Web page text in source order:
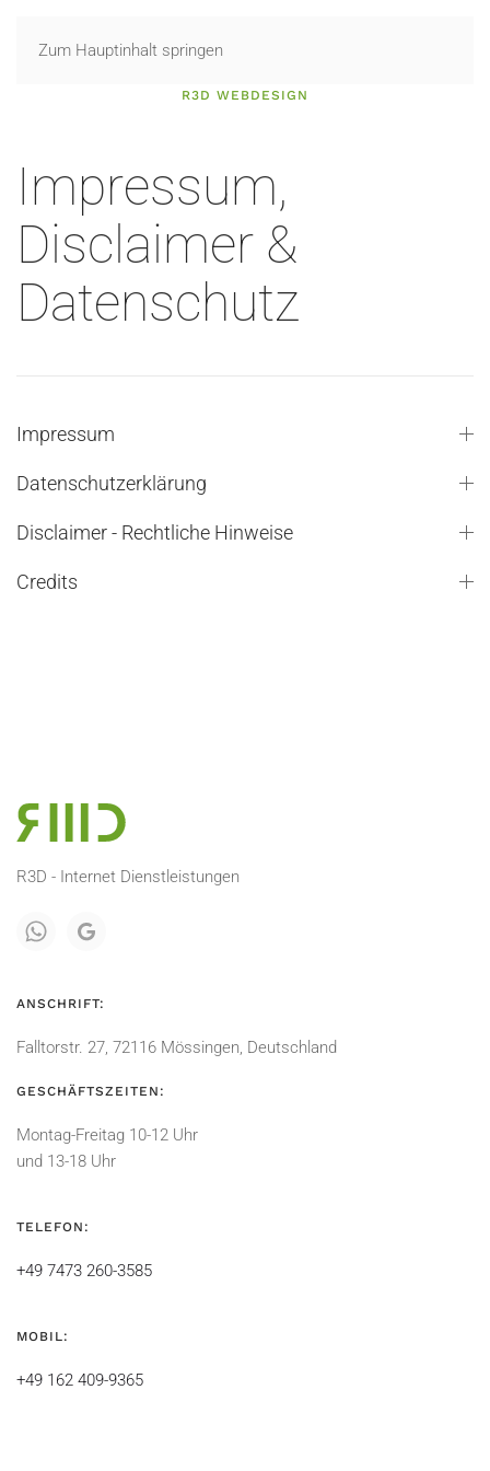
Zum Hauptinhalt springen
R3D WEBDESIGN
Impressum,
Disclaimer &
Datenschutz
Impressum
Datenschutzerklärung
Disclaimer - Rechtliche Hinweise
Credits
R3D - Internet Dienstleistungen
ANSCHRIFT:
Falltorstr. 27, 72116 Mössingen, Deutschland
GESCHÄFTSZEITEN:
Montag-Freitag 10-12 Uhr
und 13-18 Uhr
TELEFON:
+49 7473 260-3585
MOBIL:
+49 162 409-9365